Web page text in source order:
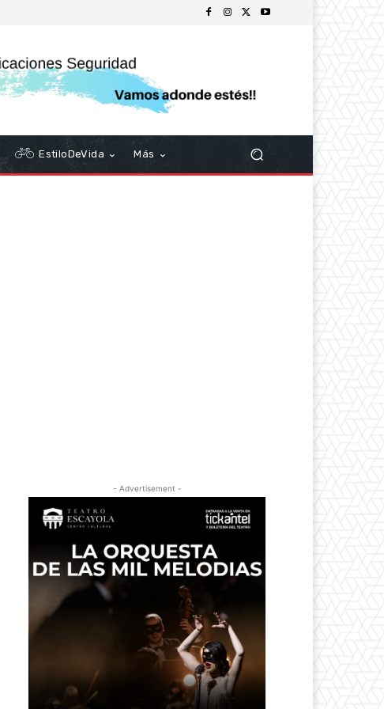
EstiloDeVida Más
- Advertisement -